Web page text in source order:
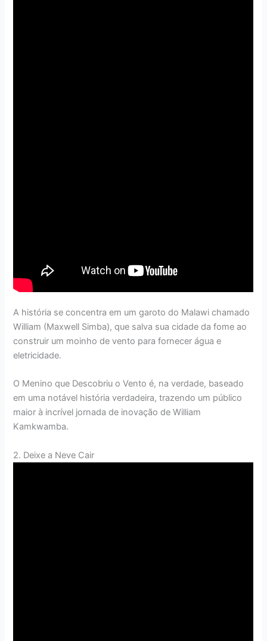
A história se concentra em um garoto do Malawi chamado
William (Maxwell Simba), que salva sua cidade da fome ao
construir um moinho de vento para fornecer água e
eletricidade.
O Menino que Descobriu o Vento é, na verdade, baseado
em uma notável história verdadeira, trazendo um público
maior à incrível jornada de inovação de William
Kamkwamba.
2. Deixe a Neve Cair